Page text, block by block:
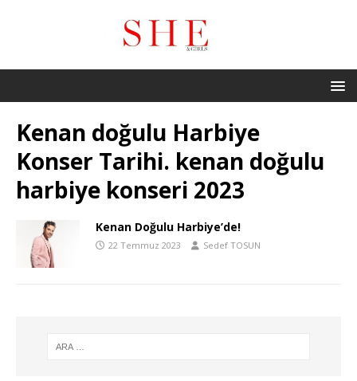
Kenan doğulu Harbiye
Konser Tarihi. kenan doğulu
harbiye konseri 2023
Kenan Doğulu Harbiye’de!
22 Temmuz 2023 Sedef TOSUN